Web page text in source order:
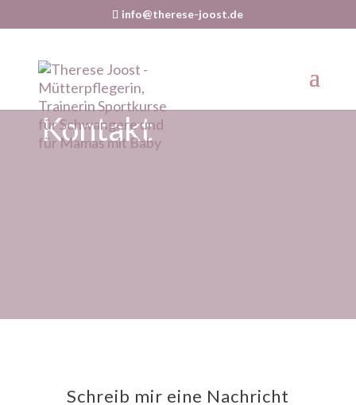
info@therese-joost.de
Kontakt
Schreib mir eine Nachricht